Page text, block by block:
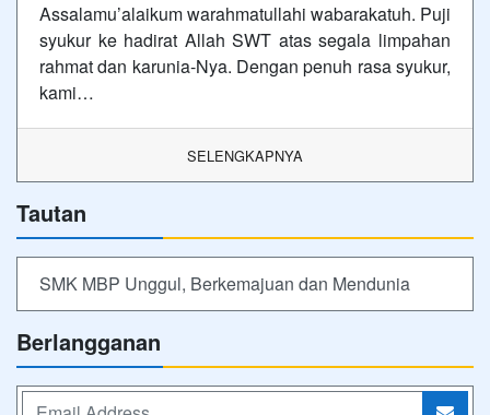
Assalamu’alaikum warahmatullahi wabarakatuh. Puji
syukur ke hadirat Allah SWT atas segala limpahan
rahmat dan karunia-Nya. Dengan penuh rasa syukur,
kami…
SELENGKAPNYA
Tautan
SMK MBP Unggul, Berkemajuan dan Mendunia
Berlangganan